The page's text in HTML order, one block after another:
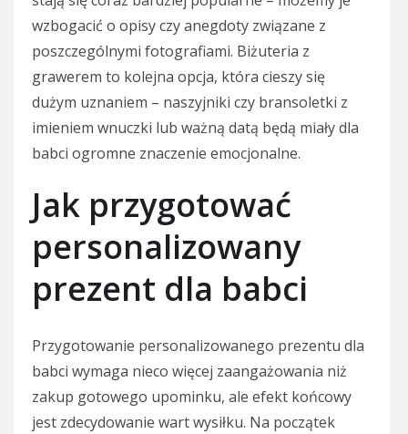
wzbogacić o opisy czy anegdoty związane z
poszczególnymi fotografiami. Biżuteria z
grawerem to kolejna opcja, która cieszy się
dużym uznaniem – naszyjniki czy bransoletki z
imieniem wnuczki lub ważną datą będą miały dla
babci ogromne znaczenie emocjonalne.
Jak przygotować
personalizowany
prezent dla babci
Przygotowanie personalizowanego prezentu dla
babci wymaga nieco więcej zaangażowania niż
zakup gotowego upominku, ale efekt końcowy
jest zdecydowanie wart wysiłku. Na początek